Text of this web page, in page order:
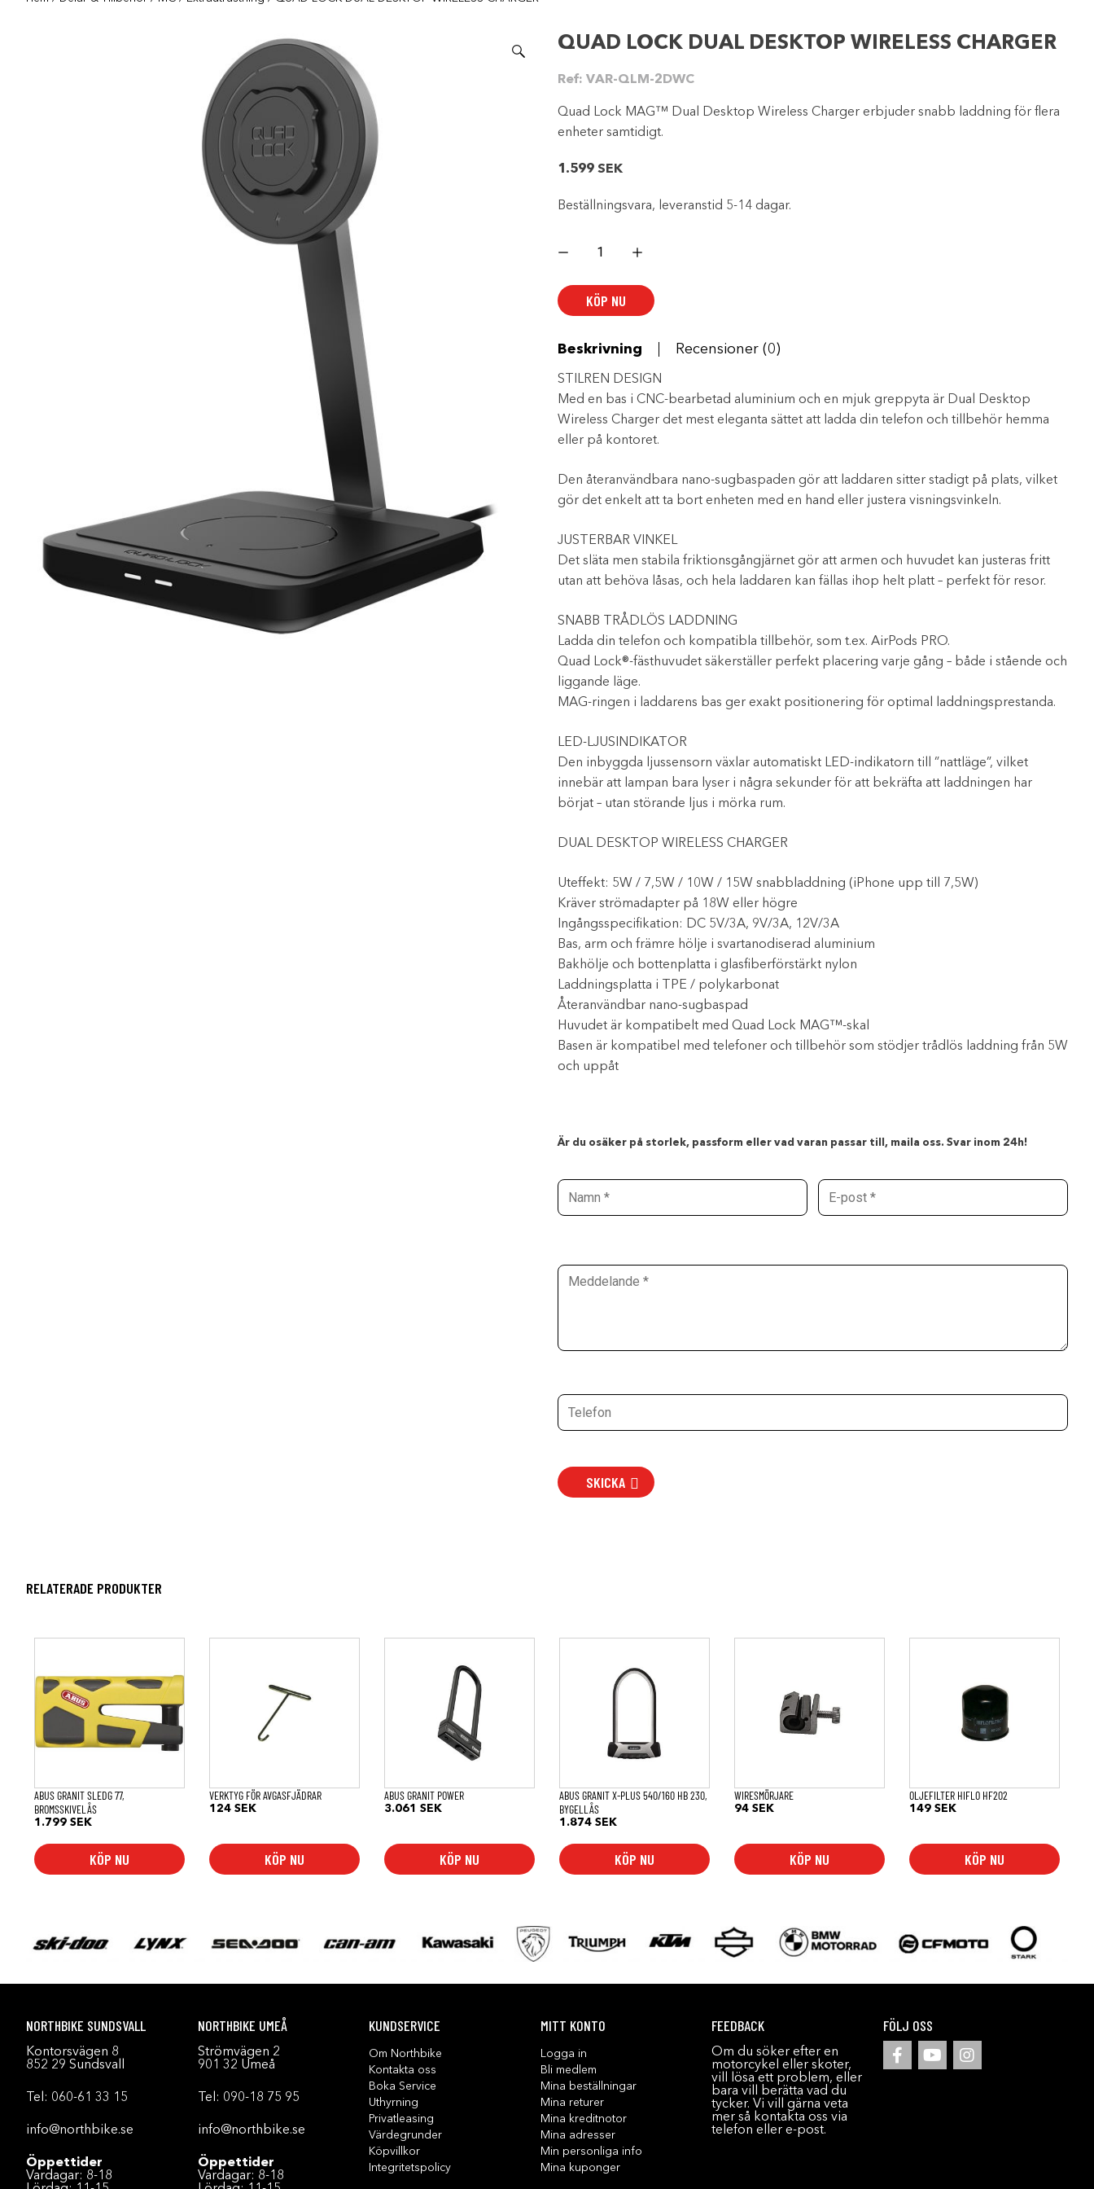
QUAD LOCK DUAL DESKTOP WIRELESS CHARGER
Ref: VAR-QLM-2DWC
Quad Lock MAG™ Dual Desktop Wireless Charger erbjuder snabb laddning för flera
enheter samtidigt.
1.599 SEK
Beställningsvara, leveranstid 5-14 dagar.
LOCK
WIRELESS
CHARGER
mängd
KÖP NU
Beskrivning Recensioner (0)
STILREN DESIGN
Med en bas i CNC-bearbetad aluminium och en mjuk greppyta är Dual Desktop
Wireless Charger det mest eleganta sättet att ladda din telefon och tillbehör hemma
eller på kontoret.
Den återanvändbara nano-sugbaspaden gör att laddaren sitter stadigt på plats, vilket
gör det enkelt att ta bort enheten med en hand eller justera visningsvinkeln.
JUSTERBAR VINKEL
Det släta men stabila friktionsgångjärnet gör att armen och huvudet kan justeras fritt
utan att behöva låsas, och hela laddaren kan fällas ihop helt platt – perfekt för resor.
SNABB TRÅDLÖS LADDNING
Ladda din telefon och kompatibla tillbehör, som t.ex. AirPods PRO.
Quad Lock®-fästhuvudet säkerställer perfekt placering varje gång – både i stående och
liggande läge.
MAG-ringen i laddarens bas ger exakt positionering för optimal laddningsprestanda.
LED-LJUSINDIKATOR
Den inbyggda ljussensorn växlar automatiskt LED-indikatorn till ”nattläge”, vilket
innebär att lampan bara lyser i några sekunder för att bekräfta att laddningen har
börjat – utan störande ljus i mörka rum.
DUAL DESKTOP WIRELESS CHARGER
Uteffekt: 5W / 7,5W / 10W / 15W snabbladdning (iPhone upp till 7,5W)
Kräver strömadapter på 18W eller högre
Ingångsspecifikation: DC 5V/3A, 9V/3A, 12V/3A
Bas, arm och främre hölje i svartanodiserad aluminium
Bakhölje och bottenplatta i glasfiberförstärkt nylon
Laddningsplatta i TPE / polykarbonat
Återanvändbar nano-sugbaspad
Huvudet är kompatibelt med Quad Lock MAG™-skal
Basen är kompatibel med telefoner och tillbehör som stödjer trådlös laddning från 5W
och uppåt
Är du osäker på storlek, passform eller vad varan passar till, maila oss. Svar inom 24h!
SKICKA
RELATERADE PRODUKTER
ABUS GRANIT SLEDG 77,
BROMSSKIVELÅS
1.799 SEK
KÖP NU
VERKTYG FÖR AVGASFJÄDRAR
124SEK
KÖP NU
ABUS GRANIT POWER
3.061SEK
KÖP NU
ABUS GRANIT X-PLUS 540/160 HB 230,
BYGELLÅS
1.874SEK
KÖP NU
WIRESMÖRJARE
94SEK
KÖP NU
OLJEFILTER HIFLO HF202
149SEK
KÖP NU
NORTHBIKE SUNDSVALL
Kontorsvägen 8
852 29 Sundsvall
Tel: 060-61 33 15
info@northbike.se
Öppettider
Vardagar: 8-18
NORTHBIKE UMEÅ
Strömvägen 2
901 32 Umeå
Tel: 090-18 75 95
info@northbike.se
Öppettider
Vardagar: 8-18
KUNDSERVICE
Om Northbike
Kontakta oss
Boka Service
Uthyrning
Privatleasing
Värdegrunder
Köpvillkor
Integritetspolicy
MITT KONTO
Logga in
Bli medlem
Mina beställningar
Mina returer
Mina kreditnotor
Mina adresser
Min personliga info
Mina kuponger
FEEDBACK
Om du söker efter en
motorcykel eller skoter,
vill lösa ett problem, eller
bara vill berätta vad du
tycker. Vi vill gärna veta
mer så kontakta oss via
telefon eller e-post.
FÖLJ OSS